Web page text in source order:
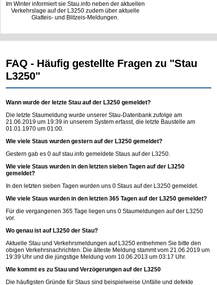
Im Winter informiert sie Stau.info neben der aktuellen
Verkehrslage auf der L3250 zudem über aktuelle
Glatteis- und Blitzeis-Meldungen.
FAQ - Häufig gestellte Fragen zu "Stau
L3250"
Wann wurde der letzte Stau auf der L3250 gemeldet?
Die letzte Staumeldung wurde unserer Stau-Datenbank zufolge am
21.06.2019 um 19:39 in unserem System erfasst, die letzte Baustelle am
01.01.1970 um 01:00.
Wie viele Staus wurden gestern auf der L3250 gemeldet?
Gestern gab es 0 aufstau.info gemeldete Staus auf der L3250.
Wie viele Staus wurden in den letzten sieben Tagen auf der L3250
gemeldet?
In den letzten sieben Tagen wurden uns 0 Staus auf der L3250 gemeldet.
Wie viele Staus wurden in den letzten 365 Tagen auf der L3250 gemeldet?
Für die vergangenen 365 Tage liegen uns 0 Staumeldungen auf der L3250
vor.
Wo genau ist auf L3250 der Stau?
Aktuelle Stau und Verkehrsmeldungen auf L3250 entnehmen Sie bitte den
obigen Verkehrsnachrichten. Die älteste Meldung stammt vom 21.06.2019 um
19:39 Uhr und die jüngstige Meldung vom 10.06.2013 um 03:17 Uhr.
Wie kommt es zu Stau und Verzögerungen auf der L3250
Die häufigsten Gründe für Staus sind beispielweise Unfälle und defekte